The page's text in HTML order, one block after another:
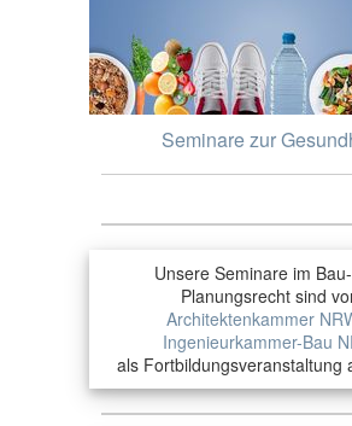
Seminare zur
Unsere Seminare im
Planungsrecht sind
Architektenkammer
Ingenieurkammer-Bau
als Fortbildungsveranstaltung